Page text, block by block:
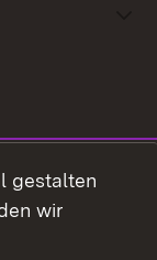
gestalten
wir